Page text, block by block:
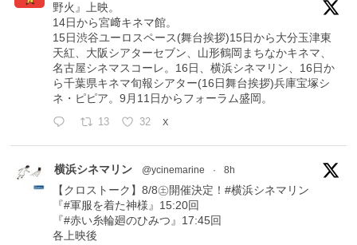
野火』上映。
14日から宮﨑キネマ館。
15日渋谷ユーロスペース(舞台挨拶)15日から大分玉津東
天紅、大阪シアターセブン、山形鶴岡まちなかキネマ、
名古屋シネマスコーレ。16日、横浜シネマリン、16日か
ら千葉県キネマ旬報シアター(16日舞台挨拶)兵庫宝塚シ
ネ・ピピア。9月11日からフォーラム盛岡。
13 32 X
横浜シネマリン @ycinemarine · 8h
【クロストーク】8/8㊏開催決定！#横浜シネマリン
『#軍服を着た神様』15:20回
『#赤い糸輪廻のひみつ』17:45回
各上映後